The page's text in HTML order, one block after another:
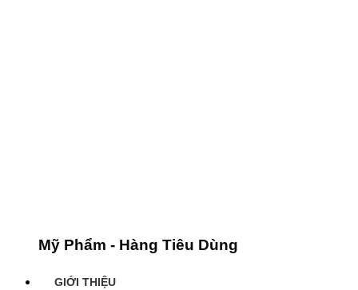
Mỹ Phẩm - Hàng Tiêu Dùng
GIỚI THIỆU